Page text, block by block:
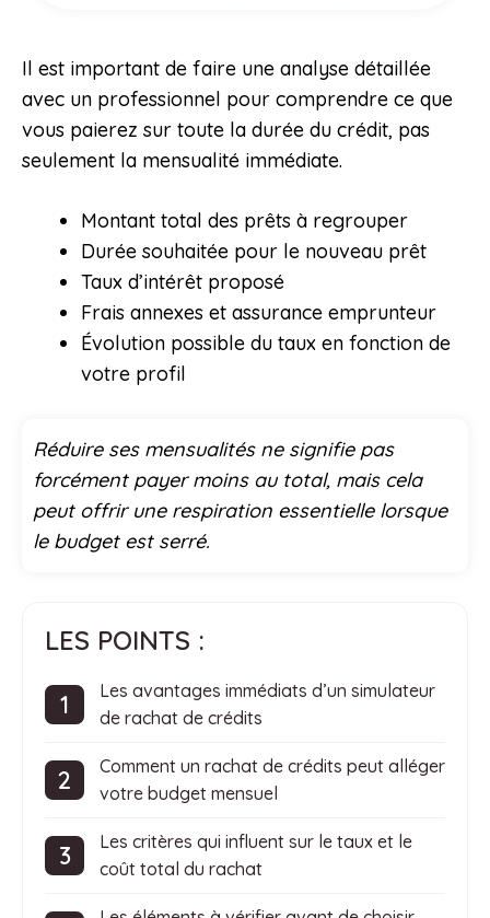
Il est important de faire une analyse détaillée
avec un professionnel pour comprendre ce que
vous paierez sur toute la durée du crédit, pas
seulement la mensualité immédiate.
Montant total des prêts à regrouper
Durée souhaitée pour le nouveau prêt
Taux d’intérêt proposé
Frais annexes et assurance emprunteur
Évolution possible du taux en fonction de
votre profil
Réduire ses mensualités ne signifie pas
forcément payer moins au total, mais cela
peut offrir une respiration essentielle lorsque
le budget est serré.
LES POINTS :
Les avantages immédiats d’un simulateur
de rachat de crédits
Comment un rachat de crédits peut alléger
votre budget mensuel
Les critères qui influent sur le taux et le
coût total du rachat